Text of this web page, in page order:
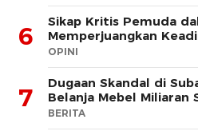
6
Sikap Kritis Pemuda
Memperjuangkan
OPINI
7
Dugaan Skandal di
Belanja Mebel Miliaran
BERITA